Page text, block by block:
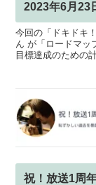
2023年6月23
今回の「ドキドキ
ん が「ロードマッ
目標達成のための
祝！放送1周